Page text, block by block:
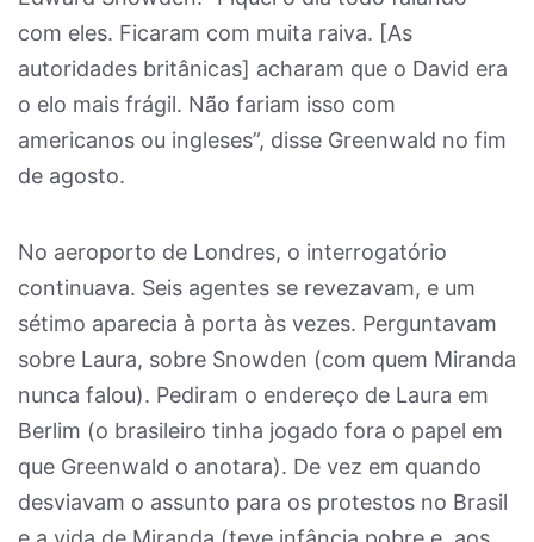
com eles. Ficaram com muita raiva. [As
autoridades britânicas] acharam que o David era
o elo mais frágil. Não fariam isso com
americanos ou ingleses”, disse Greenwald no fim
de agosto.
No aeroporto de Londres, o interrogatório
continuava. Seis agentes se revezavam, e um
sétimo aparecia à porta às vezes. Perguntavam
sobre Laura, sobre Snowden (com quem Miranda
nunca falou). Pediram o endereço de Laura em
Berlim (o brasileiro tinha jogado fora o papel em
que Greenwald o anotara). De vez em quando
desviavam o assunto para os protestos no Brasil